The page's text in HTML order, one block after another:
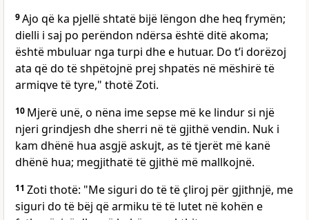
9Ajo që ka pjellë shtatë bijë lëngon dhe heq frymën;
dielli i saj po perëndon ndërsa është ditë akoma;
është mbuluar nga turpi dhe e hutuar. Do t’i dorëzoj
ata që do të shpëtojnë prej shpatës në mëshirë të
armiqve të tyre," thotë Zoti.
10 Mjerë unë, o nëna ime sepse më ke lindur si një
njeri grindjesh dhe sherri në të gjithë vendin. Nuk i
kam dhënë hua asgjë askujt, as të tjerët më kanë
dhënë hua; megjithatë të gjithë më mallkojnë.
11 Zoti thotë: "Me siguri do të të çliroj për gjithnjë, me
siguri do të bëj që armiku të të lutet në kohën e